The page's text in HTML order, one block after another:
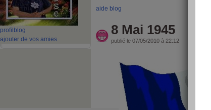
profil blog
ajouter de vos amies
aide blog
8 Mai 1945
publié le 07/05/2010 à 22:12